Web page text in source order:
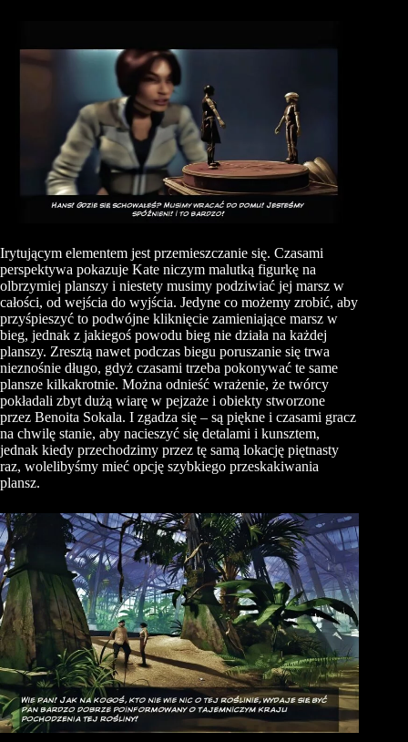
Irytującym elementem jest przemieszczanie się. Czasami
perspektywa pokazuje Kate niczym malutką figurkę na
olbrzymiej planszy i niestety musimy podziwiać jej marsz w
całości, od wejścia do wyjścia. Jedyne co możemy zrobić, aby
przyśpieszyć to podwójne kliknięcie zamieniające marsz w
bieg, jednak z jakiegoś powodu bieg nie działa na każdej
planszy. Zresztą nawet podczas biegu poruszanie się trwa
nieznośnie długo, gdyż czasami trzeba pokonywać te same
plansze kilkakrotnie. Można odnieść wrażenie, że twórcy
pokładali zbyt dużą wiarę w pejzaże i obiekty stworzone
przez Benoita Sokala. I zgadza się – są piękne i czasami gracz
na chwilę stanie, aby nacieszyć się detalami i kunsztem,
jednak kiedy przechodzimy przez tę samą lokację piętnasty
raz, wolelibyśmy mieć opcję szybkiego przeskakiwania
plansz.